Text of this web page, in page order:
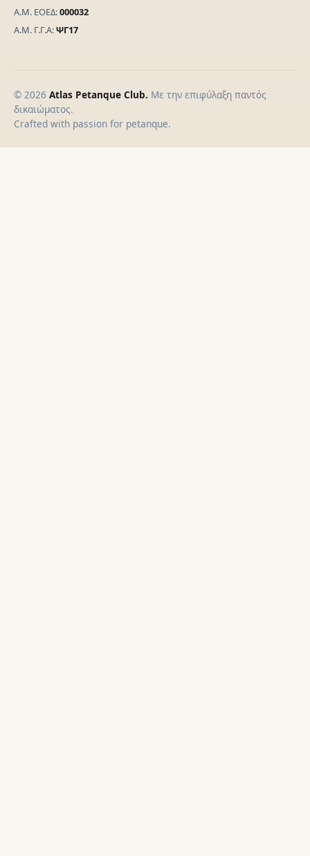
Α.Μ. ΕΟΕΔ:000032
Α.Μ. Γ.Γ.Α:ΨΓ17
© 2026 Atlas Petanque Club. Με την επιφύλαξη παντός
δικαιώματος.
Crafted with passion for petanque.